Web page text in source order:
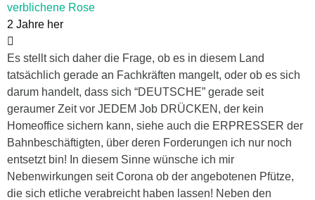
verblichene Rose
2 Jahre her
Es stellt sich daher die Frage, ob es in diesem Land
tatsächlich gerade an Fachkräften mangelt, oder ob es sich
darum handelt, dass sich “DEUTSCHE” gerade seit
geraumer Zeit vor JEDEM Job DRÜCKEN, der kein
Homeoffice sichern kann, siehe auch die ERPRESSER der
Bahnbeschäftigten, über deren Forderungen ich nur noch
entsetzt bin! In diesem Sinne wünsche ich mir
Nebenwirkungen seit Corona ob der angebotenen Pfütze,
die sich etliche verabreicht haben lassen! Neben den